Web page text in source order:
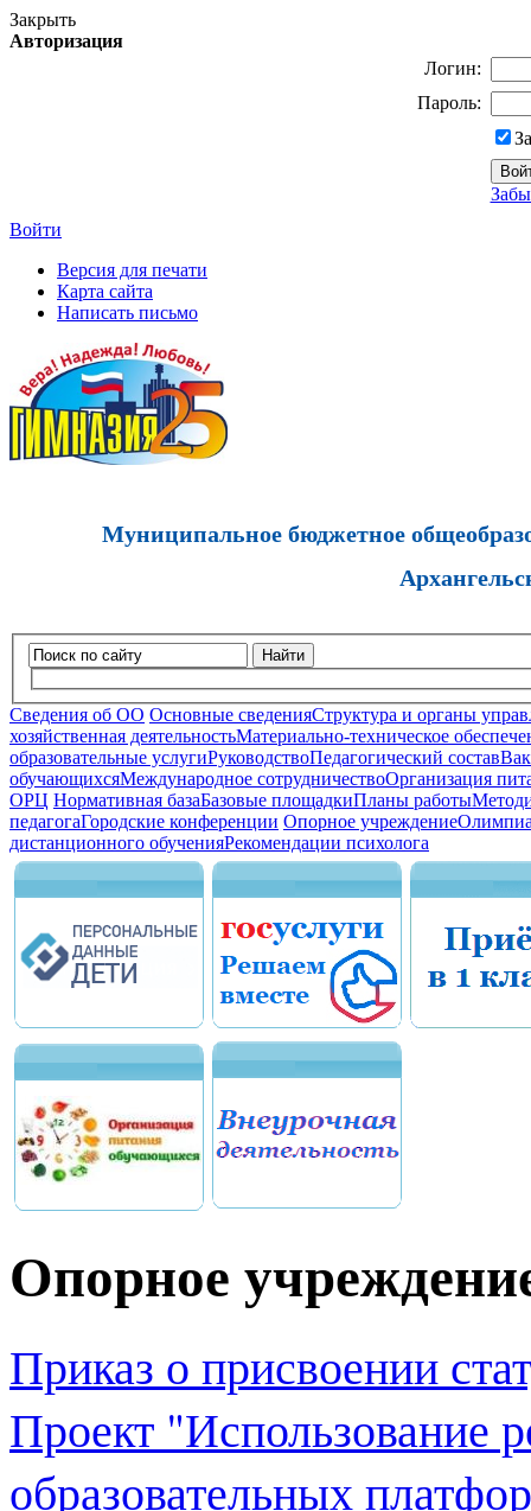
Закрыть
Авторизация
Логин:
Пароль:
Войти
Версия для печати
Карта сайта
Написать письмо
Муниципальное бюджетное
Найти
Сведения об ОО Основные сведенияСтруктура и органы
хозяйственная деятельностьМатериально-техническое
образовательные услугиРуководствоПедагогический состав
обучающихсяМеждународное сотрудничествоОрганизация
ОРЦ Нормативная базаБазовые площадкиПланы работы
педагогаГородские конференции Опорное учреждение
дистанционного обученияРекомендации психолога
Опорное
Приказ о присвоении
Проект "Использование
образовательных